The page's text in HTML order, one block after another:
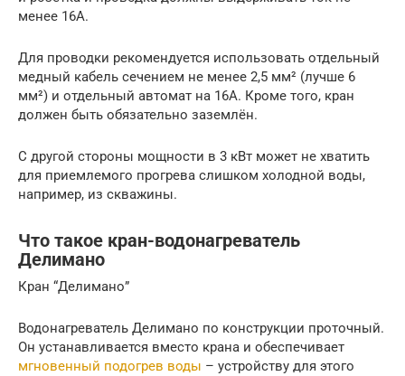
менее 16А.
Для проводки рекомендуется использовать отдельный
медный кабель сечением не менее 2,5 мм² (лучше 6
мм²) и отдельный автомат на 16А. Кроме того, кран
должен быть обязательно заземлён.
С другой стороны мощности в 3 кВт может не хватить
для приемлемого прогрева слишком холодной воды,
например, из скважины.
Что такое кран-водонагреватель
Делимано
Кран “Делимано”
Водонагреватель Делимано по конструкции проточный.
Он устанавливается вместо крана и обеспечивает
мгновенный подогрев воды – устройству для этого